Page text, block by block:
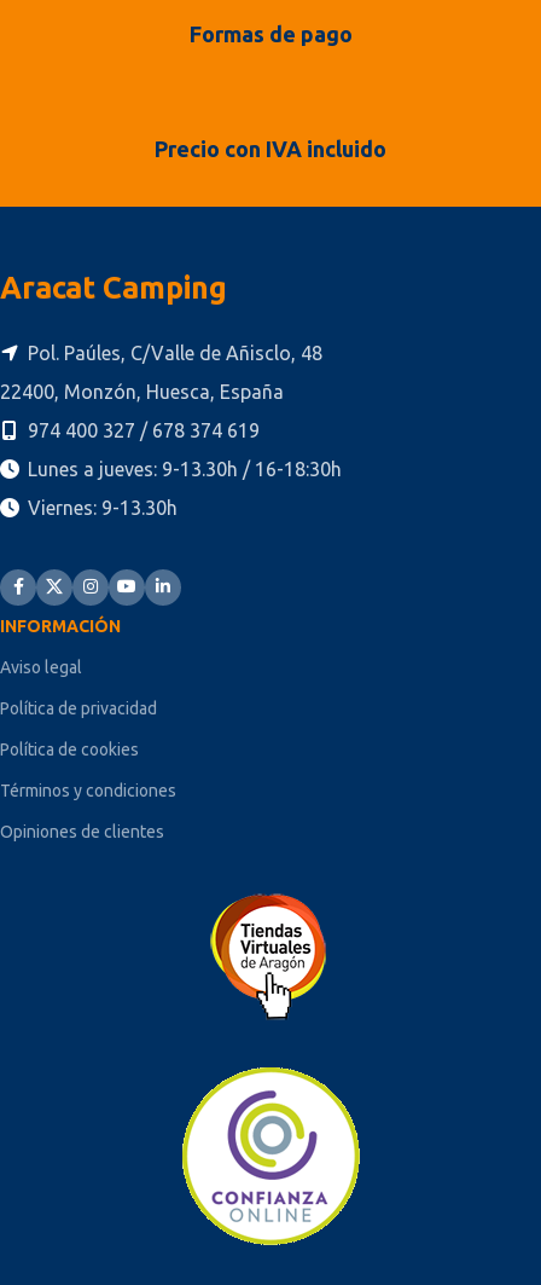
Formas de pago
Precio con IVA incluido
Aracat Camping
Pol. Paúles, C/Valle de Añisclo, 48
22400, Monzón, Huesca, España
974 400 327 / 678 374 619
Lunes a jueves: 9-13.30h / 16-18:30h
Viernes: 9-13.30h
INFORMACIÓN
Aviso legal
Política de privacidad
Política de cookies
Términos y condiciones
Opiniones de clientes